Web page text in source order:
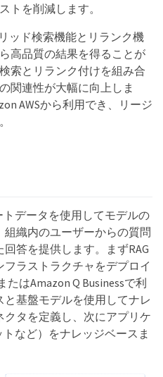
トを削減します。
ッド検索機能とリランク機
高品質の結果を得ることが
索とリランク付けを組み合
関連性が大幅に向上しま
AWSから利用でき、リージ
データを使用してモデルの
織内のユーザーからの質問
答を提供します。まずRAG
ラストラクチャをデプロイ
たはAmazon Q Businessで利
基盤モデルを使用してナレ
タを定義し、次にアプリケ
など）をナレッジベースま